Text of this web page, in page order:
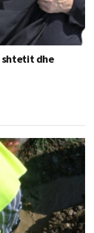
shtetit dhe